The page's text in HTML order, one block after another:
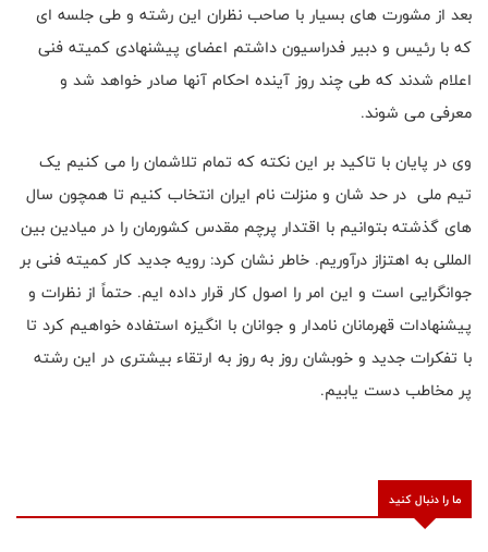
بعد از مشورت های بسیار با صاحب نظران این رشته و طی جلسه ای
که با رئیس و دبیر فدراسیون داشتم اعضای پیشنهادی کمیته فنی
اعلام شدند که طی چند روز آینده احکام آنها صادر خواهد شد و
معرفی می شوند.
وی در پایان با تاکید بر این نکته که تمام تلاشمان را می کنیم یک
تیم ملی در حد شان و منزلت نام ایران انتخاب کنیم تا همچون سال
های گذشته بتوانیم با اقتدار پرچم مقدس کشورمان را در میادین بین
المللی به اهتزاز درآوریم. خاطر نشان کرد: رویه جدید کار کمیته فنی بر
جوانگرایی است و این امر را اصول کار قرار داده ایم. حتماً از نظرات و
پیشنهادات قهرمانان نامدار و جوانان با انگیزه استفاده خواهیم کرد تا
با تفکرات جدید و خوبشان روز به روز به ارتقاء بیشتری در این رشته
پر مخاطب دست یابیم.
ما را دنبال کنید